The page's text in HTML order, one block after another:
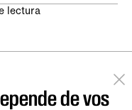
lectura
de vos